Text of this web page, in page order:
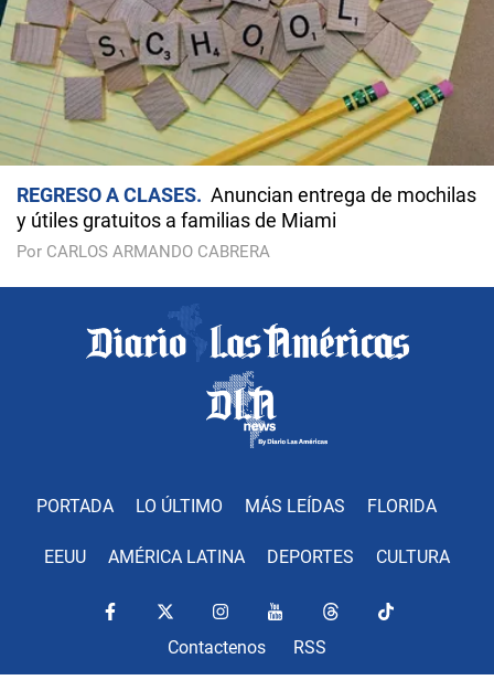
REGRESO A CLASES
Anuncian entrega de mochilas
y útiles gratuitos a familias de Miami
Por CARLOS ARMANDO CABRERA
PORTADA LO ÚLTIMO MÁS LEÍDAS FLORIDA
EEUU AMÉRICA LATINA DEPORTES CULTURA
Contactenos RSS